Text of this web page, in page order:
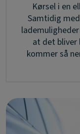
Kørsel i en
Samtidig
at det bliver
kommer så